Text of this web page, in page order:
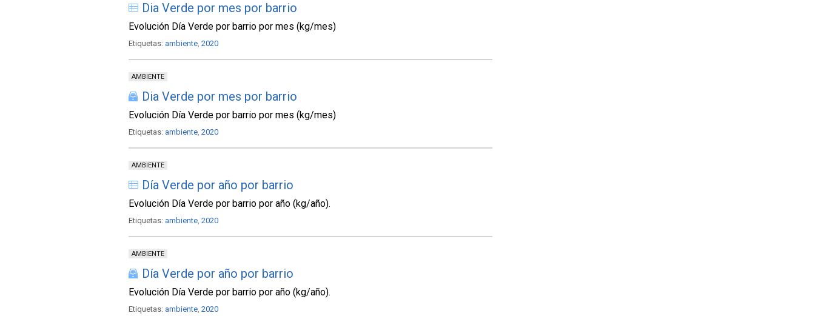
Dia Verde por mes por barrio
Evolución Día Verde por barrio por mes (kg/mes)
Etiquetas: ambiente, 2020
AMBIENTE
Dia Verde por mes por barrio
Evolución Día Verde por barrio por mes (kg/mes)
Etiquetas: ambiente, 2020
AMBIENTE
Día Verde por año por barrio
Evolución Día Verde por barrio por año (kg/año).
Etiquetas: ambiente, 2020
AMBIENTE
Día Verde por año por barrio
Evolución Día Verde por barrio por año (kg/año).
Etiquetas: ambiente, 2020